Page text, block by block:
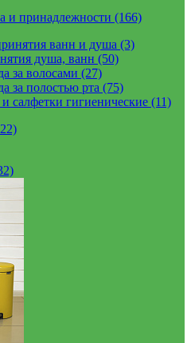
и принадлежности (166)
ванн и душа (3)
душа, ванн (50)
за волосами (27)
за полостью рта (75)
салфетки гигиенические (11)